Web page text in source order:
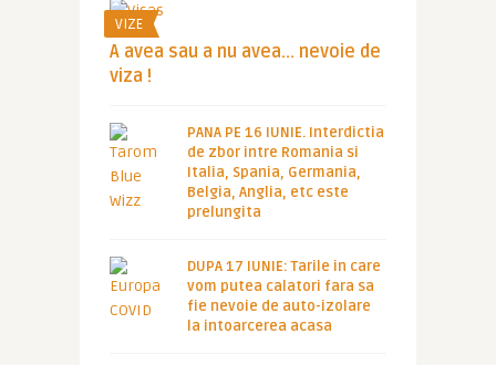
VIZE
A avea sau a nu avea… nevoie de
viza !
PANA PE 16 IUNIE. Interdictia
de zbor intre Romania si
Italia, Spania, Germania,
Belgia, Anglia, etc este
prelungita
DUPA 17 IUNIE: Tarile in care
vom putea calatori fara sa
fie nevoie de auto-izolare
la intoarcerea acasa